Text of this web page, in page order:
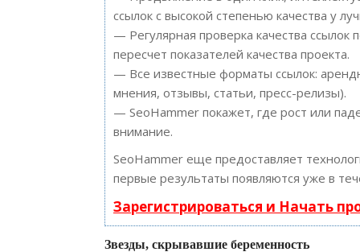
ссылок с высокой степенью качества у
— Регулярная проверка качества
пересчет показателей качества проекта.
— Все известные форматы ссылок:
мнения, отзывы, статьи, пресс-релизы).
— SeoHammer покажет, где рост или
внимание.
SeoHammer еще предоставляет
первые результаты появляются уже в
Зарегистрироваться и Начать
Звезды, скрывавшие беременность